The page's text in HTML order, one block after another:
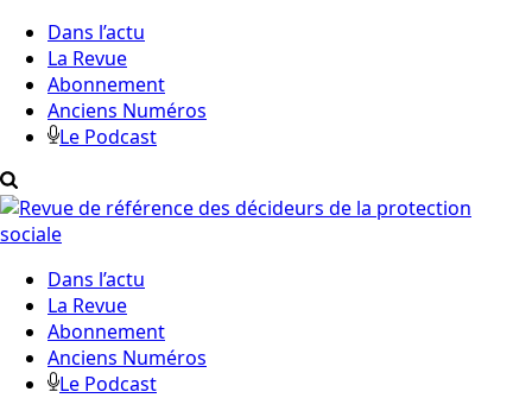
Dans l’actu
La Revue
Abonnement
Anciens Numéros
Le Podcast
Dans l’actu
La Revue
Abonnement
Anciens Numéros
Le Podcast